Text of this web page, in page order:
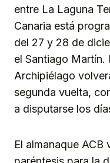
entre La Laguna
Canaria está
del 27 y 28 de
el Santiago Martín.
Archipiélago
segunda vuelta,
a disputarse los
El almanaque